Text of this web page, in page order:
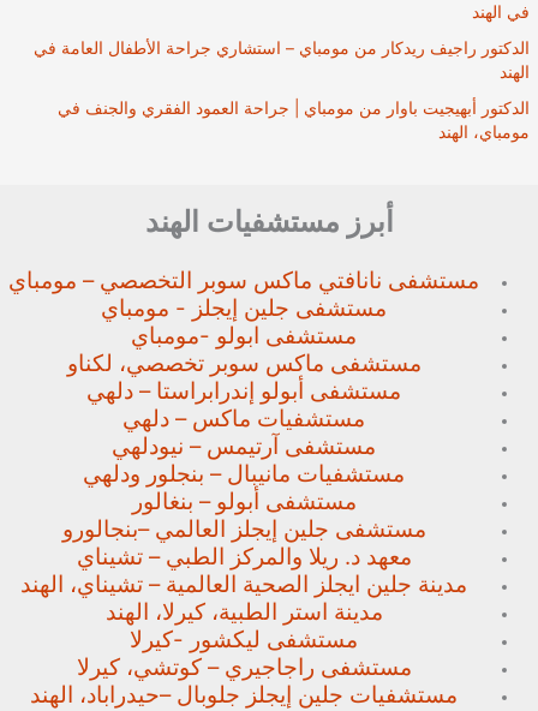
في الهند
الدكتور راجيف ريدكار من مومباي – استشاري جراحة الأطفال العامة في
الهند
الدكتور أبهيجيت باوار من مومباي | جراحة العمود الفقري والجنف في
مومباي، الهند
أبرز مستشفيات الهند
مستشفى نانافتي ماكس سوبر التخصصي – مومباي
مستشفى جلين إيجلز - مومباي
مستشفى ابولو -مومباي
مستشفى ماكس سوبر تخصصي، لكناو
مستشفى أبولو إندرابراستا – دلهي
مستشفيات ماكس – دلهي
مستشفى آرتيمس – نيودلهي
مستشفيات مانيبال – بنجلور ودلهي
مستشفى أبولو – بنغالور
مستشفى جلين إيجلز العالمي –بنجالورو
معهد د. ريلا والمركز الطبي – تشيناي
مدينة جلين ايجلز الصحية العالمية – تشيناي، الهند
مدينة استر الطبية، كيرلا، الهند
مستشفى ليكشور -كيرلا
مستشفى راجاجيري – كوتشي، كيرلا
مستشفيات جلين إيجلز جلوبال –حيدراباد، الهند